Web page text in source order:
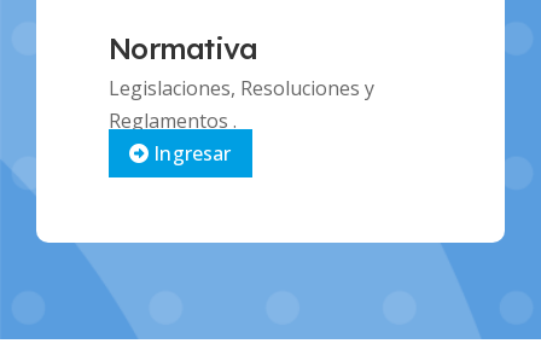
Normativa
Legislaciones, Resoluciones y
Reglamentos .
Ingresar